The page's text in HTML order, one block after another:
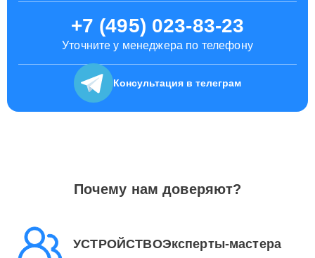
+7 (495) 023-83-23
Уточните у менеджера по телефону
Консультация в телеграм
Почему нам доверяют?
УСТРОЙСТВОЭксперты-мастера